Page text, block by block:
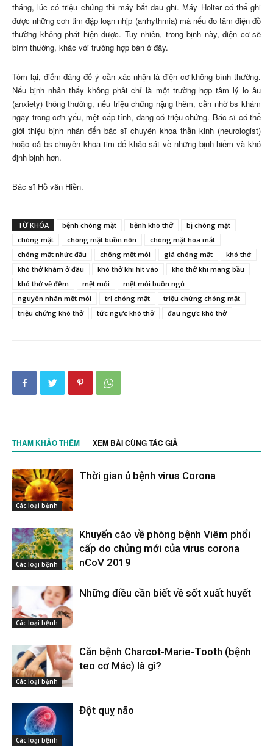
tháng, lúc có triệu chứng thì máy bắt đầu ghi. Máy Holter có thể ghi
được những cơn tim đập loạn nhịp (arrhythmia) mà nếu đo tâm điện đồ
thường không phát hiện được. Tuy nhiên, trong bịnh này, điện cơ sẽ
bình thường, khác với trường hợp bàn ở đây.
Tóm lại, điểm đáng để ý cần xác nhận là điện cơ không bình thường.
Nếu bịnh nhân thấy không phải chỉ là một trường hợp tâm lý lo âu
(anxiety) thông thường, nếu triệu chứng nặng thêm, cần nhờ bs khám
ngay trong cơn yếu, mệt cấp tính, đang có triệu chứng. Bác sĩ có thể
giới thiệu bịnh nhân đến bác sĩ chuyên khoa thần kinh (neurologist)
hoặc cả bs chuyên khoa tim để khảo sát về những bịnh hiếm và khó
định bịnh hơn.
Bác sĩ Hồ văn Hiền.
TỪ KHÓA bệnh chóng mặt bệnh khó thở
bị chóng mặt
chóng mặt
chóng mặt buồn nôn
chóng mặt hoa mắt
chóng mặt nhức đầu
chống mệt mỏi giá chóng mặt
khó thở
khó thở khám ở đâu
khó thở khi hít vào
khó thở khi mang bầu
khó thở về đêm
mệt mỏi
mệt mỏi buồn ngủ
nguyên nhân mệt mỏi
trị chóng mặt
triệu chứng chóng mặt
triệu chứng khó thở
tức ngực khó thở đau ngực khó thở
THAM KHẢO THÊM XEM BÀI CÙNG TÁC GIẢ
Các loại bệnh
Thời gian ủ bệnh virus Corona
Các loại bệnh
Khuyến cáo về phòng bệnh Viêm phổi
cấp do chủng mới của virus corona
nCoV 2019
Các loại bệnh
Những điều cần biết về sốt xuất huyết
Các loại bệnh
Căn bệnh Charcot-Marie-Tooth (bệnh
teo cơ Mác) là gì?
Các loại bệnh
Đột quỵ não